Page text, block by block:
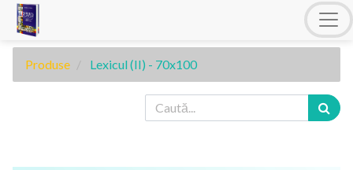
Produse Lexicul (II) - 70x100